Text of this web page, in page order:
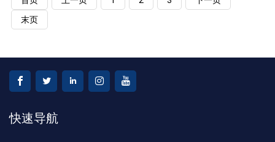
末页
快速导航